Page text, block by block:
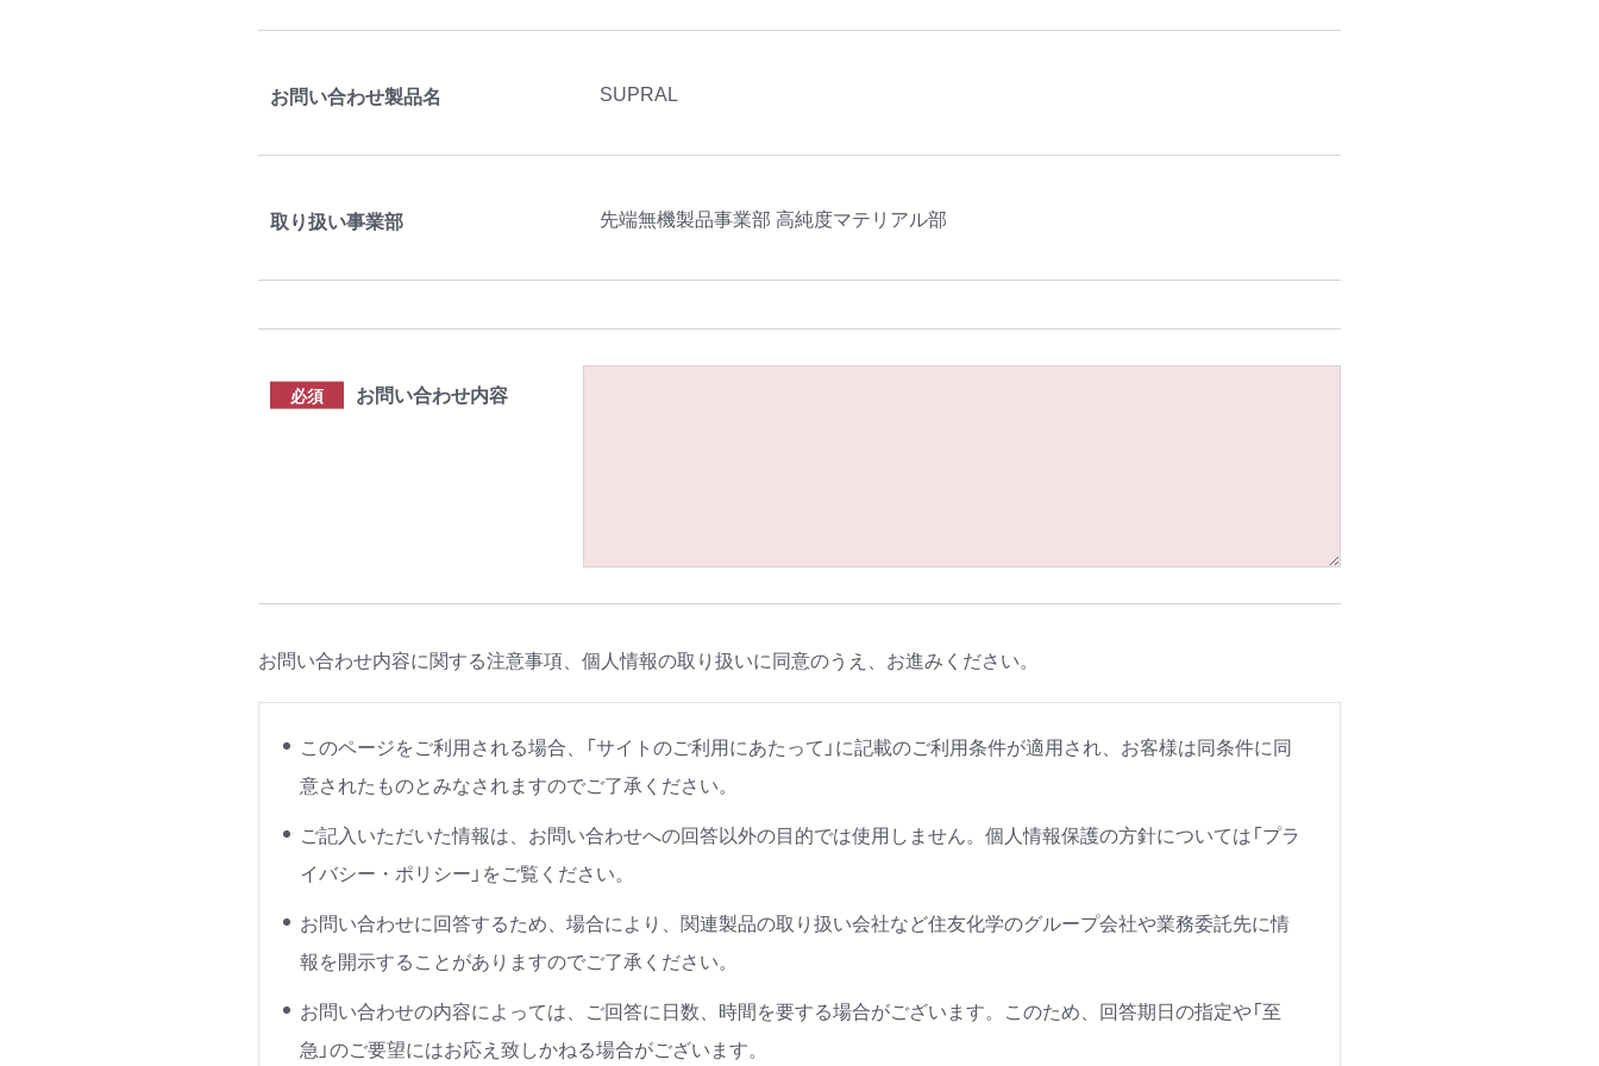
お問い合わせ製品名 SUPRAL
取り扱い事業部 先端無機製品事業部 高純度マテリアル部
必須 お問い合わせ内容
お問い合わせ内容に関する注意事項、個人情報の取り扱いに同意のうえ、お進みください。
このページをご利用される場合、「サイトのご利用にあたって」に記載のご利用条件が適用され、お客様は同条件に同
意されたものとみなされますのでご了承ください。
ご記入いただいた情報は、お問い合わせへの回答以外の目的では使用しません。個人情報保護の方針については「プラ
イバシー・ポリシー」をご覧ください。
お問い合わせに回答するため、場合により、関連製品の取り扱い会社など住友化学のグループ会社や業務委託先に情
報を開示することがありますのでご了承ください。
お問い合わせの内容によっては、ご回答に日数、時間を要する場合がございます。このため、回答期日の指定や「至
急」のご要望にはお応え致しかねる場合がございます。